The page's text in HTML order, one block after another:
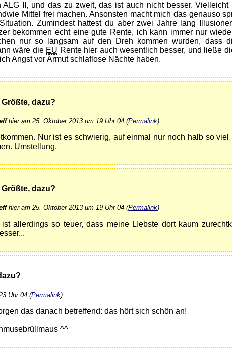
ALG II, und das zu zweit, das ist auch nicht besser. Vielleicht
Mittel frei machen. Ansonsten macht mich das genauso
Zumindest hattest du aber zwei Jahre lang
bekommen echt eine gute Rente, ich kann immer nur
nur so langsam auf den Dreh kommen wurden, dass
wäre die EU Rente hier auch wesentlich besser, und ließe
Angst vor Armut schlaflose Nächte haben.
dazu?
hier am 25. Oktober 2013 um 19 Uhr 04 (Permalink)
Nur ist es schwierig, auf einmal nur noch halb so
Umstellung.
dazu?
hier am 25. Oktober 2013 um 19 Uhr 04 (Permalink)
allerdings so teuer, dass meine LIebste dort kaum
Uhr 04 (Permalink)
das danach betreffend: das hört sich schön an!
^^